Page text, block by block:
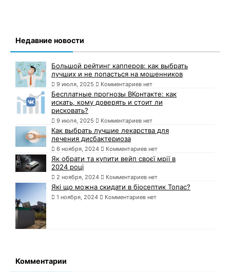
Недавние новости
Большой рейтинг капперов: как выбрать
лучших и не попасться на мошенников
9 июля, 2025 Комментариев нет
Бесплатные прогнозы ВКонтакте: как
искать, кому доверять и стоит ли
рисковать?
9 июля, 2025 Комментариев нет
Как выбрать лучшие лекарства для
лечения дисбактериоза
6 ноября, 2024 Комментариев нет
Як обрати та купити вейп своєї мрії в
2024 році
2 ноября, 2024 Комментариев нет
Які що можна скидати в біосептик Топас?
1 ноября, 2024 Комментариев нет
Комментарии